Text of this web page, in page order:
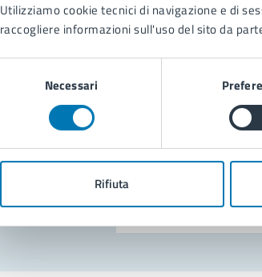
Utilizziamo cookie tecnici di navigazione e di
raccogliere informazioni sull'uso del sito da
Necessari
Rifiuta
Contatta il
Leggi le
Richiedi
Prenota
Problemi in
Segnala